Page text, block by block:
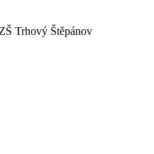
Trhový Štěpánov